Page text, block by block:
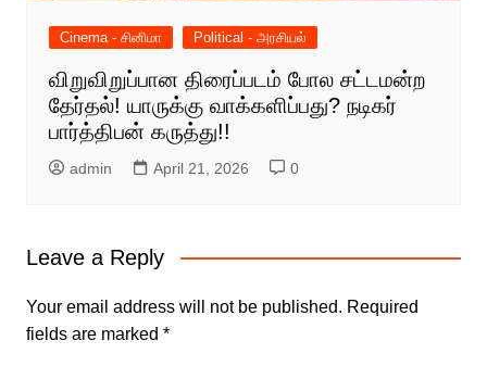
Cinema - சினிமா Political - அரசியல்
விறுவிறுப்பான திரைப்படம் போல சட்டமன்ற
தேர்தல்! யாருக்கு வாக்களிப்பது? நடிகர்
பார்த்திபன் கருத்து!!
admin April 21, 2026 0
Leave a Reply
Your email address will not be published. Required
fields are marked *